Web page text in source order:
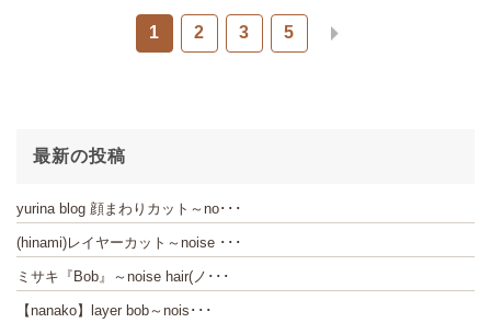
1 2 3 5
最新の投稿
yurina blog 顔まわりカット～no･･･
(hinami)レイヤーカット～noise ･･･
ミサキ『Bob』～noise hair(ノ･･･
【nanako】layer bob～nois･･･